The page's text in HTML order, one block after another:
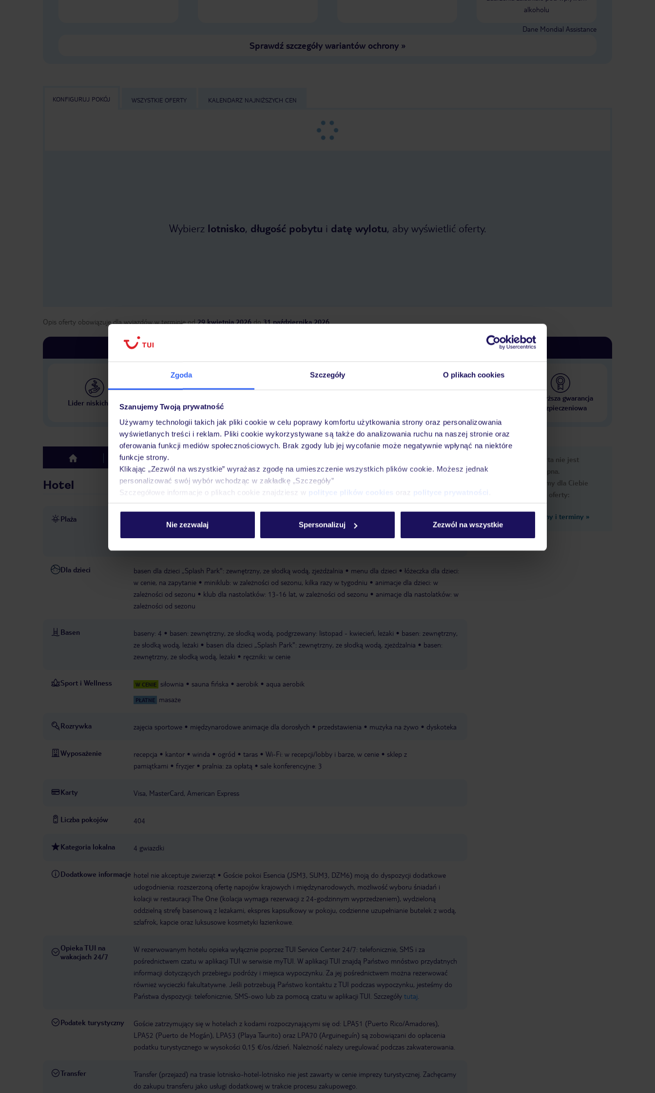
Zgoda Szczegóły O plikach cookies
Szanujemy Twoją prywatność
Używamy technologii takich jak pliki cookie w celu poprawy komfortu użytkowania strony oraz personalizowania
wyświetlanych treści i reklam. Pliki cookie wykorzystywane są także do analizowania ruchu na naszej stronie oraz
oferowania funkcji mediów społecznościowych. Brak zgody lub jej wycofanie może negatywnie wpłynąć na niektóre
funkcje strony.
Klikając „Zezwól na wszystkie” wyrażasz zgodę na umieszczenie wszystkich plików cookie. Możesz jednak
personalizować swój wybór wchodząc w zakładkę „Szczegóły”
Szczegółowe informacje o plikach cookie znajdziesz w polityce plików cookies oraz polityce prywatności
Nie zezwalaj Spersonalizuj Zezwól na wszystkie
alkoholu
Dane Mondial Assistance
Sprawdź szczegóły wariantów ochrony»
KONFIGURUJ POKÓJ WSZYSTKIE OFERTY KALENDARZ NAJNIŻSZYCH CEN
Wybierz lotnisko, długość pobytu i datę wylotu, aby wyświetlić oferty.
Opis oferty obowiązuje dla wyjazdów w terminie od 29 kwietnia 2026do31 października 2026
Lider niskich cen
w Polsce
Najwyższa gwarancja
ubezpieczeniowa
top Hotel
Hotel
Plaża ok. 30 m od plaży publiczna ciemny piasek
leżaki
za opłatą, dostępność nie jest gwarantowana, zależna od decyzji hotelu lub dostawcy zewnętrznego
Dla dzieci basen dla dzieci „Splash Park": zewnętrzny, ze słodką wodą, zjeżdżalnia menu dla dzieci
łóżeczka dla dzieci:
w cenie, na zapytanie
miniklub: w zależności od sezonu, kilka razy w tygodniu
animacje dla dzieci: w
zależności od sezonu
klub dla nastolatków: 13-16 lat, w zależności od sezonu
animacje dla nastolatków: w
zależności od sezonu
Basen baseny: 4 basen: zewnętrzny, ze słodką wodą, podgrzewany: listopad - kwiecień, leżaki
basen: zewnętrzny,
ze słodką wodą, leżaki
basen dla dzieci „Splash Park": zewnętrzny, ze słodką wodą, zjeżdżalnia
basen:
zewnętrzny, ze słodką wodą, leżaki
ręczniki: w cenie
Sport i Wellness W CENIE siłownia sauna fińska aerobik aqua aerobik
PŁATNE masaże
Rozrywka zajęcia sportowe międzynarodowe animacje dla dorosłych przedstawienia muzyka na żywo dyskoteka
Wyposażenie recepcja kantor winda ogród taras Wi-Fi: w recepcji/lobby i barze, w cenie
sklep z
pamiątkami
fryzjer pralnia: za opłatą sale konferencyjne: 3
Karty Visa, MasterCard, American Express
Liczba pokojów 404
Kategoria lokalna 4 gwiazdki
Dodatkowe informacje hotel nie akceptuje zwierząt
Goście pokoi Esencia (JSM3, SUM3, DZM6) moją do dyspozycji dodatkowe
udogodnienia: rozszerzoną ofertę napojów krajowych i międzynarodowych, możliwość wyboru śniadań i
kolacji w restauracji The One (kolacja wymaga rezerwacji z 24-godzinnym wyprzedzeniem), wydzieloną
oddzielną strefę basenową z leżakami, ekspres kapsułkowy w pokoju, codzienne uzupełnianie butelek z wodą,
szlafrok, kapcie oraz luksusowe kosmetyki łazienkowe.
Opieka TUI na
wakacjach 24/7
W rezerwowanym hotelu opieka wyłącznie poprzez TUI Service Center 24/7: telefonicznie, SMS i za
pośrednictwem czatu w aplikacji TUI w serwisie myTUI. W aplikacji TUI znajdą Państwo mnóstwo przydatnych
informacji dotyczących przebiegu podróży i miejsca wypoczynku. Za jej pośrednictwem można rezerwować
również wycieczki fakultatywne. Jeśli potrzebują Państwo kontaktu z TUI podczas wypoczynku, jesteśmy do
Państwa dyspozycji: telefonicznie, SMS-owo lub za pomocą czatu w aplikacji TUI. Szczegóły tutaj
Podatek turystyczny
Goście zatrzymujący się w hotelach z kodami rozpoczynającymi się od: LPA51 (Puerto Rico/Amadores),
LPA52 (Puerto de Mogán), LPA53 (Playa Taurito) oraz LPA70 (Arguineguín) są zobowiązani do opłacenia
podatku turystycznego w wysokości 0,15 €/os./dzień. Należność należy uregulować podczas zakwaterowania.
Transfer
Transfer (przejazd) na trasie lotnisko-hotel-lotnisko nie jest zawarty w cenie imprezy turystycznej. Zachęcamy
do zakupu transferu jako usługi dodatkowej w trakcie procesu zakupowego.
Ups, ta oferta nie jest
dostępna.
Przygotowaliśmy dla Ciebie
podobne oferty:
Zobacz inne ceny i terminy »